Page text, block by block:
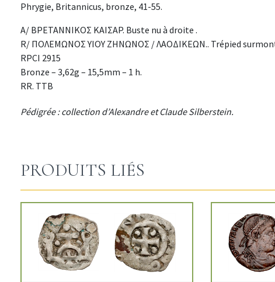
Phrygie, Britannicus, bronze, 41-55.
A/ BPETANNIKOΣ KAIΣAP. Buste nu à droite .
R/ ΠOΛEMΩNOΣ YIOY ZHNΩNOΣ / ΛAOΔIKEΩN.. Trépied
RPCI 2915
Bronze – 3,62g – 15,5mm – 1 h.
RR. TTB
Pédigrée : collection d’Alexandre et Claude Silberstein.
PRODUITS LIÉS